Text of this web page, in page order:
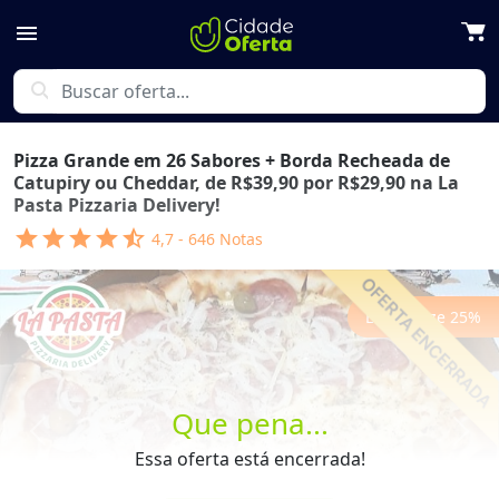
menu
search
Que pena...
Essa oferta está encerrada!
Pizza Grande em 26 Sabores + Borda Recheada de
Catupiry ou Cheddar, de R$39,90 por R$29,90 na La
Pasta Pizzaria Delivery!
starstarstarstarstar_half 4,7 - 646 Notas
Economize 25%